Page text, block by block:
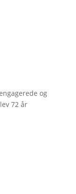
og
72 år